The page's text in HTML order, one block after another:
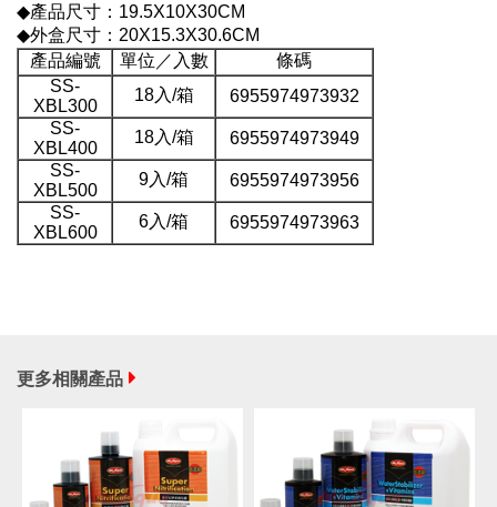
◆產品尺寸：19.5X10X30CM
◆外盒尺寸：20X15.3X30.6CM
產品編號
單位／入數
條碼
SS-
XBL300
18入/箱
6955974973932
SS-
XBL400
18入/箱
6955974973949
SS-
XBL500
9入/箱
6955974973956
SS-
XBL600
6入/箱 6955974973963
更多相關產品